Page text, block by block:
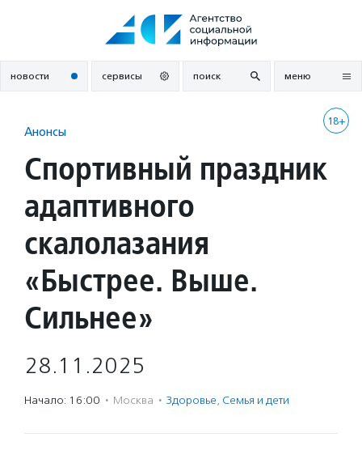
новости сервисы поиск меню
18+
Анонсы
Спортивный праздник
адаптивного
скалолазания
«Быстрее. Выше.
Сильнее»
28.11.2025
Начало: 16:00 · Москва · Здоровье, Семья и дети